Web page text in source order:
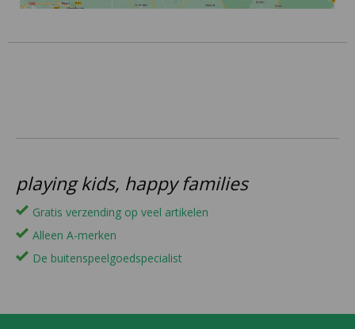
playing kids, happy families
Gratis verzending op veel artikelen
Alleen A-merken
De buitenspeelgoedspecialist